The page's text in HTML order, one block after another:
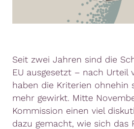
Seit zwei Jahren sind die
EU ausgesetzt – nach Urteil
haben die Kriterien ohnehin
mehr gewirkt. Mitte
Kommission einen viel
dazu gemacht, wie sich das